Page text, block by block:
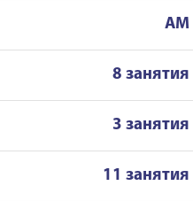
AM
8 занятия
3 занятия
11 занятия